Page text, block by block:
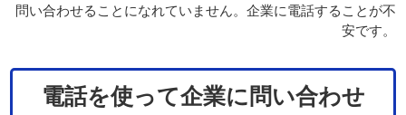
問い合わせることになれていません。企業に電話することが不
安です。
電話を使って企業に問い合わせ